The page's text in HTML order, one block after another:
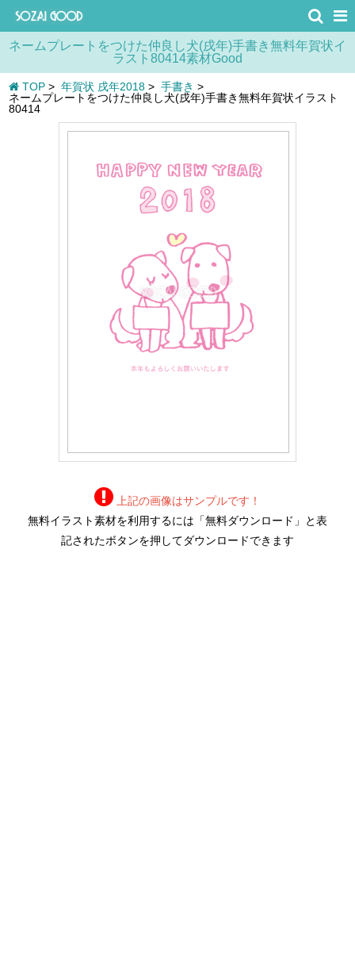
ネームプレートをつけた仲良し犬(戌年)手書き無料年賀状イ
ラスト80414素材Good
TOP > 年賀状 戌年2018 > 手書き >
ネームプレートをつけた仲良し犬(戌年)手書き無料年賀状イラスト
80414
上記の画像はサンプルです！
無料イラスト素材を利用するには「無料ダウンロード」と表
記されたボタンを押してダウンロードできます